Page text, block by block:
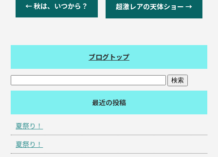
←秋は、いつから？ 超激レアの天体ショー →
ブログトップ
最近の投稿
夏祭り！
夏祭り！